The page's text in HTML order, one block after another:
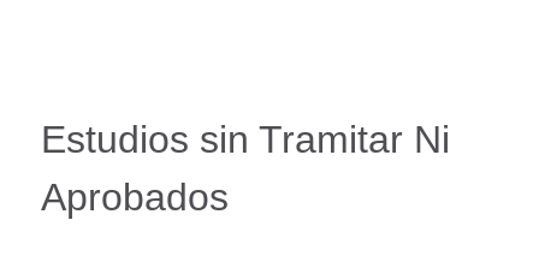
Estudios sin Tramitar Ni
Aprobados